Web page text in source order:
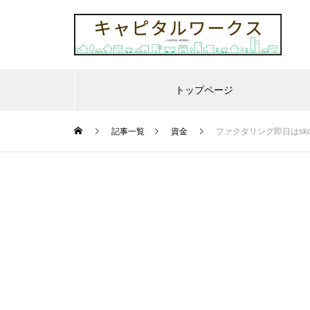
トップページ
記事一覧 資金 ファクタリング即日は